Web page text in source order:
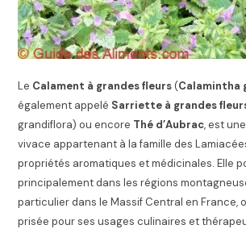
Le Calament à grandes fleurs(Calamintha
également appelé Sarriette à grandes
grandiflora) ou encore Thé d’Aubrac, est
vivace appartenant à la famille des
propriétés aromatiques et médicinales. Elle
principalement dans les régions
particulier dans le Massif Central en France,
prisée pour ses usages culinaires et